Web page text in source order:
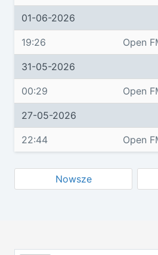
01-06-2026
19:26 Open
31-05-2026
00:29 Open
27-05-2026
22:44 Open
Nowsze